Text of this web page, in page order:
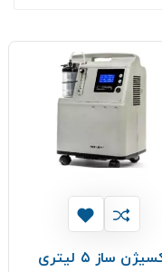
اکسیژن ساز ۵ لیتری